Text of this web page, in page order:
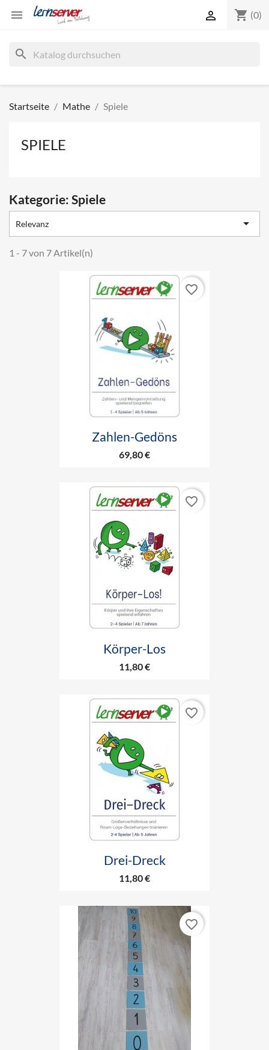
 shopping_cart (0)

search
Startseite Mathe Spiele
SPIELE
Kategorie: Spiele
Relevanz 
1 - 7 von 7 Artikel(n)
Zahlen-Gedöns
69,80 €
favorite_border
Körper-Los
11,80 €
favorite_border
Drei-Dreck
11,80 €
favorite_border
favorite_border